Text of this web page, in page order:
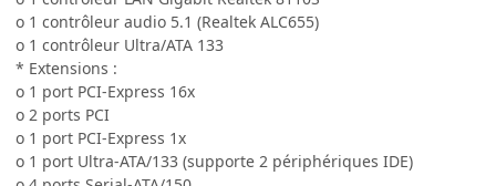
o 1 contrôleur audio 5.1 (Realtek ALC655)
o 1 contrôleur Ultra/ATA 133
* Extensions :
o 1 port PCI-Express 16x
o 2 ports PCI
o 1 port PCI-Express 1x
o 1 port Ultra-ATA/133 (supporte 2 périphériques IDE)